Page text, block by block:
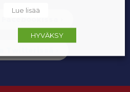
Lue lisää
HYVÄKSY